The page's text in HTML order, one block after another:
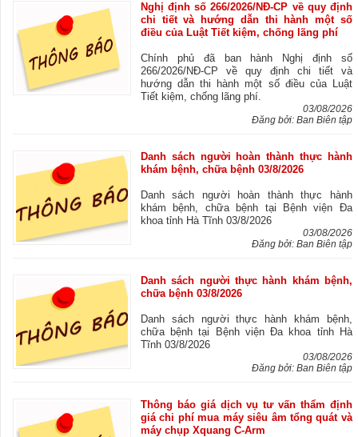
Nghị định số 266/2026/NĐ-CP về quy định
chi tiết và hướng dẫn thi hành một số
điều của Luật Tiết kiệm, chống lãng phí
Chính phủ đã ban hành Nghị định số
266/2026/NĐ-CP về quy định chi tiết và
hướng dẫn thi hành một số điều của Luật
Tiết kiệm, chống lãng phí.
03/08/2026
Đăng bởi: Ban Biên tập
Danh sách người hoàn thành thực hành
khám bệnh, chữa bệnh 03/8/2026
Danh sách người hoàn thành thực hành
khám bệnh, chữa bệnh tại Bệnh viện Đa
khoa tỉnh Hà Tĩnh 03/8/2026
03/08/2026
Đăng bởi: Ban Biên tập
Danh sách người thực hành khám bệnh,
chữa bệnh 03/8/2026
Danh sách người thực hành khám bệnh,
chữa bệnh tại Bệnh viện Đa khoa tỉnh Hà
Tĩnh 03/8/2026
03/08/2026
Đăng bởi: Ban Biên tập
Thông báo giá dịch vụ tư vấn thẩm định
giá chi phí mua máy siêu âm tổng quát và
máy chụp Xquang C-Arm